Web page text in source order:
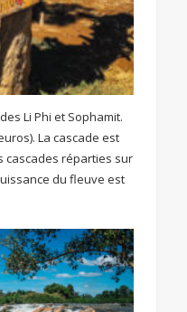
Li Phi et Sophamit.
La cascade est
cascades réparties sur
du fleuve est